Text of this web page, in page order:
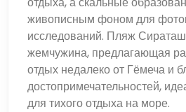
живописным фоном для
исследований. Пляж
жемчужина, предлагающая
отдых недалеко от Гёмеча и
достопримечательностей,
для тихого отдыха на море.